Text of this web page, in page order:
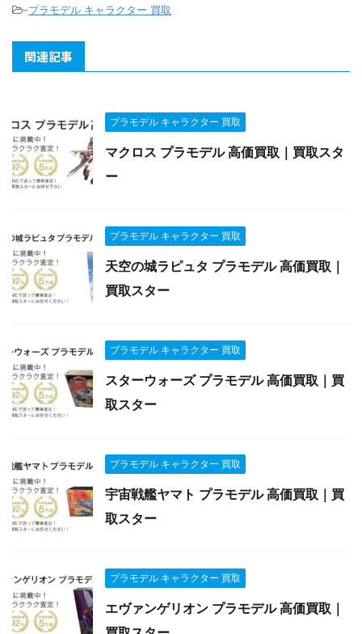
-プラモデル キャラクター 買取
関連記事
プラモデル キャラクター 買取
マクロス プラモデル 高価買取｜買取スタ
ー
プラモデル キャラクター 買取
天空の城ラピュタ プラモデル 高価買取｜
買取スター
プラモデル キャラクター 買取
スターウォーズ プラモデル 高価買取｜買
取スター
プラモデル キャラクター 買取
宇宙戦艦ヤマト プラモデル 高価買取｜買
取スター
プラモデル キャラクター 買取
エヴァンゲリオン プラモデル 高価買取｜